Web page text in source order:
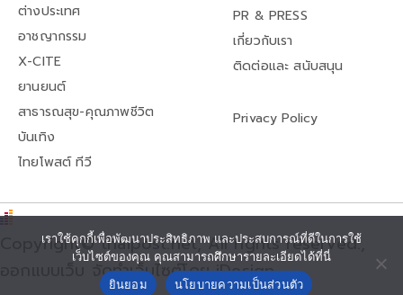
ต่างประเทศ
อาชญากรรม
X-CITE
ยานยนต์
สาธารณสุข-คุณภาพชีวิต
บันเทิง
ไทยโพสต์ ทีวี
PR & PRESS
เกี่ยวกับเรา
ติดต่อและ สนับสนุน
Privacy Policy
Copyright© thaipost.net, All rights reserved.,
ออกแบบเว็บ จัดทำเว็บไซต์โดย iDesign
เราใช้คุกกี้เพื่อพัฒนาประสิทธิภาพ และประสบการณ์ที่ดีในการใช้
เว็บไซต์ของคุณ คุณสามารถศึกษารายละเอียดได้ที่นี่
ยินยอม
นโยบายความเป็นส่วนตัว